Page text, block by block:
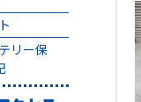
リー保